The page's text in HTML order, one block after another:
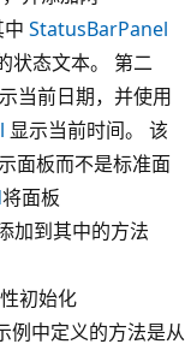
StatusBarPanel
状态文本。 第二
当前日期，并使用
显示当前时间。 该
面板而不是标准面
将面板
加到其中的方法
初始化
例中定义的方法是从